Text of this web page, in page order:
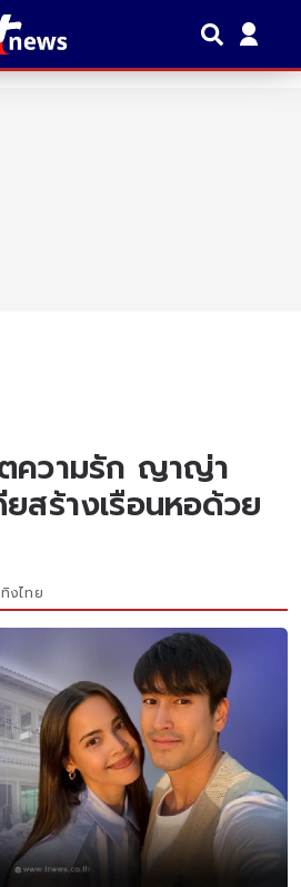
ความรัก ญาญ่า
สร้างเรือนหอด้วย
งไทย